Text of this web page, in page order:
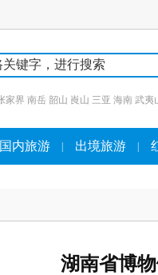
家界 南岳 韶山 崀山 三亚 海南 武夷
国内旅游 出境旅游
湖南省博